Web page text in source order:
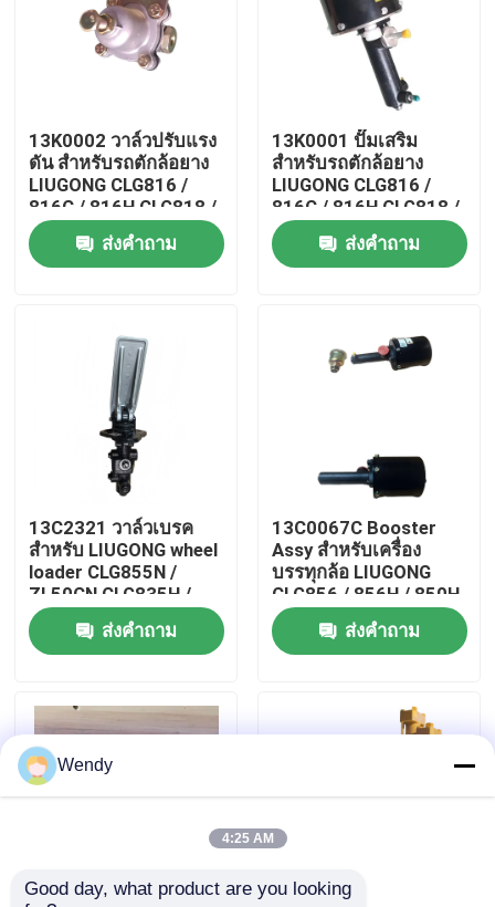
บ้าน
เกี่ยวกับเรา
ทัวร์โรงงาน
ควบคุมคุณภาพ
ข่าว
บล็อก
13K0002 วาล์วปรับแรง
ดัน สำหรับรถตักล้อยาง
LIUGONG CLG816 /
816C / 816H CLG818 /
820C / 820H
ส่งคำถาม
13K0001 ปั๊มเสริม
สำหรับรถตักล้อยาง
LIUGONG CLG816 /
816C / 816H CLG818 /
820C
ส่งคำถาม
13C2321 วาล์วเบรค
สําหรับ LIUGONG wheel
loader CLG855N /
ZL50CN CLG835H /
842 CLG870H
ส่งคำถาม
13C0067C Booster
Assy สําหรับเครื่อง
บรรทุกล้อ LIUGONG
CLG856 / 856H / 850H
/ 862H ZL40B /
CLG842 ส่งคำถาม
Wendy
4:25 AM
Good day, what product are you looking